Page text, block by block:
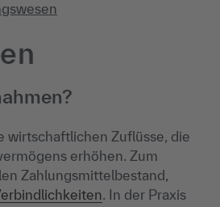
wirtschaftlichen Zuflüsse, die
erhöhen. Zum
Zahlungsmittelbestand,
. In der Praxis